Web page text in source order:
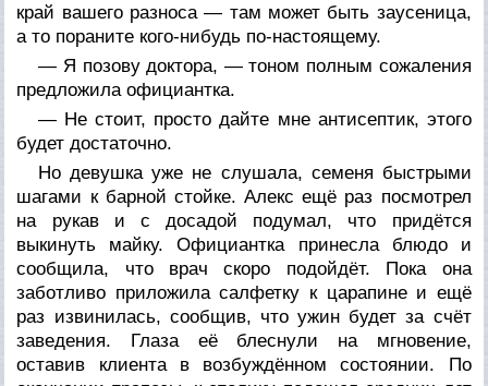
край вашего разноса — там может быть заусеница,
а то пораните кого-нибудь по-настоящему.
— Я позову доктора, — тоном полным сожаления
предложила официантка.
— Не стоит, просто дайте мне антисептик, этого
будет достаточно.
Но девушка уже не слушала, семеня быстрыми
шагами к барной стойке. Алекс ещё раз посмотрел
на рукав и с досадой подумал, что придётся
выкинуть майку. Официантка принесла блюдо и
сообщила, что врач скоро подойдёт. Пока она
заботливо приложила салфетку к царапине и ещё
раз извинилась, сообщив, что ужин будет за счёт
заведения. Глаза её блеснули на мгновение,
оставив клиента в возбуждённом состоянии. По